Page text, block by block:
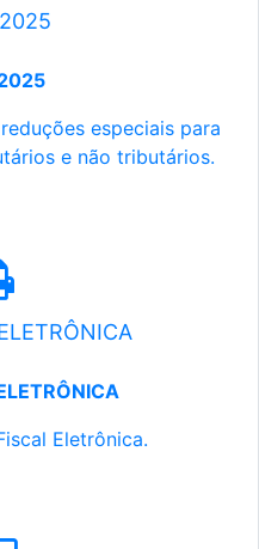
especiais para
e não tributários.
Eletrônica.